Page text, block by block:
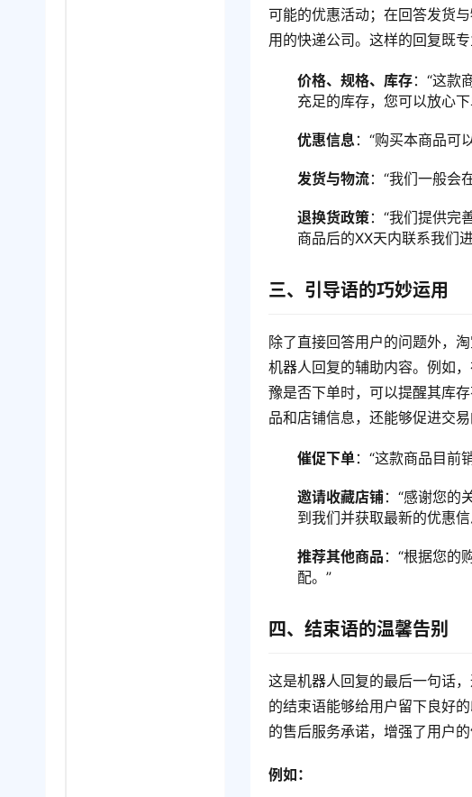
可能的优惠活动；在回答发货
用的快递公司。这样的回复既
价格、规格、库存：“这款
充足的库存，您可以放心下
优惠信息：“购买本商品可
发货与物流：“我们一般会
退换货政策：“我们提供完
商品后的XX天内联系我们
三、引导语的巧妙运用
除了直接回答用户的问题外，
机器人回复的辅助内容。例如
豫是否下单时，可以提醒其库
品和店铺信息，还能够促进交
催促下单：“这款商品目前
邀请收藏店铺：“感谢您的
到我们并获取最新的优惠信
推荐其他商品 ：“根据您的
配。”
四、结束语的温馨告别
这是机器人回复的最后一句话
的结束语能够给用户留下良好
的售后服务承诺，增强了用户的
例如：